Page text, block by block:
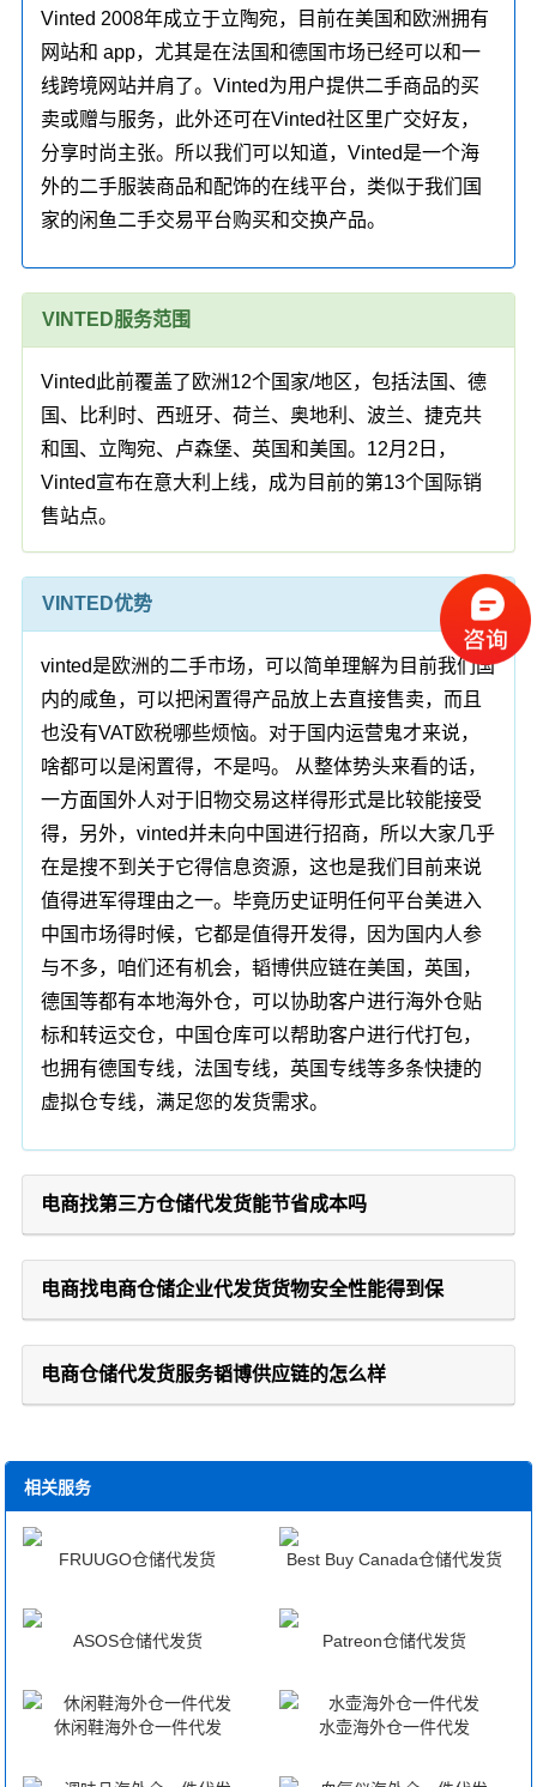
Vinted 2008年成立于立陶宛，目前在美国和欧洲拥有
网站和 app，尤其是在法国和德国市场已经可以和一
线跨境网站并肩了。Vinted为用户提供二手商品的买
卖或赠与服务，此外还可在Vinted社区里广交好友，
分享时尚主张。所以我们可以知道，Vinted是一个海
外的二手服装商品和配饰的在线平台，类似于我们国
家的闲鱼二手交易平台购买和交换产品。
VINTED服务范围
Vinted此前覆盖了欧洲12个国家/地区，包括法国、德
国、比利时、西班牙、荷兰、奥地利、波兰、捷克共
和国、立陶宛、卢森堡、英国和美国。12月2日，
Vinted宣布在意大利上线，成为目前的第13个国际销
售站点。
VINTED优势
vinted是欧洲的二手市场，可以简单理解为目前我们国
内的咸鱼，可以把闲置得产品放上去直接售卖，而且
也没有VAT欧税哪些烦恼。对于国内运营鬼才来说，
啥都可以是闲置得，不是吗。 从整体势头来看的话，
一方面国外人对于旧物交易这样得形式是比较能接受
得，另外，vinted并未向中国进行招商，所以大家几乎
在是搜不到关于它得信息资源，这也是我们目前来说
值得进军得理由之一。毕竟历史证明任何平台美进入
中国市场得时候，它都是值得开发得，因为国内人参
与不多，咱们还有机会，韬博供应链在美国，英国，
德国等都有本地海外仓，可以协助客户进行海外仓贴
标和转运交仓，中国仓库可以帮助客户进行代打包，
也拥有德国专线，法国专线，英国专线等多条快捷的
虚拟仓专线，满足您的发货需求。
电商找第三方仓储代发货能节省成本吗
电商找电商仓储企业代发货货物安全性能得到保
电商仓储代发货服务韬博供应链的怎么样
相关服务
FRUUGO仓储代发货 Best Buy Canada仓储代发货
ASOS仓储代发货 Patreon仓储代发货
休闲鞋海外仓一件代发 水壶海外仓一件代发